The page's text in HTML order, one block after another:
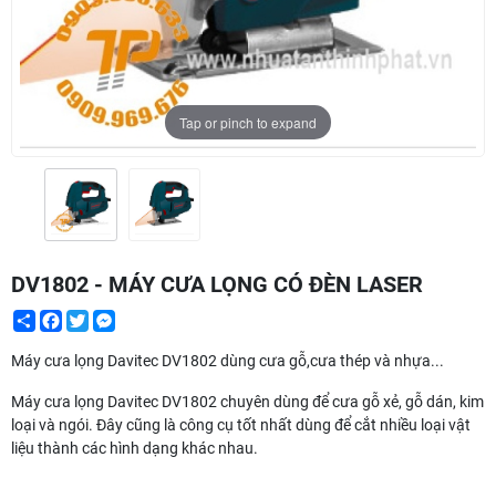
Tap or pinch to expand
DV1802 - MÁY CƯA LỌNG CÓ ĐÈN LASER
ShareFacebook
Twitter
Máy cưa lọng Davitec DV1802 dùng cưa gỗ,cưa thép và nhựa...
Máy cưa lọng Davitec DV1802 chuyên dùng để cưa gỗ xẻ, gỗ dán, kim
loại và ngói. Đây cũng là công cụ tốt nhất dùng để cắt nhiều loại vật
liệu thành các hình dạng khác nhau.